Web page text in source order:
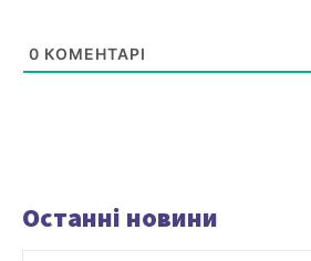
0 КОМЕНТАРІ
Останні новини